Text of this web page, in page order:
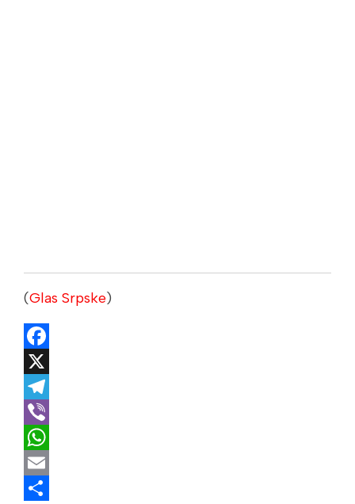
(Glas Srpske)
Facebook
X
Telegram
Viber
WhatsApp
Email